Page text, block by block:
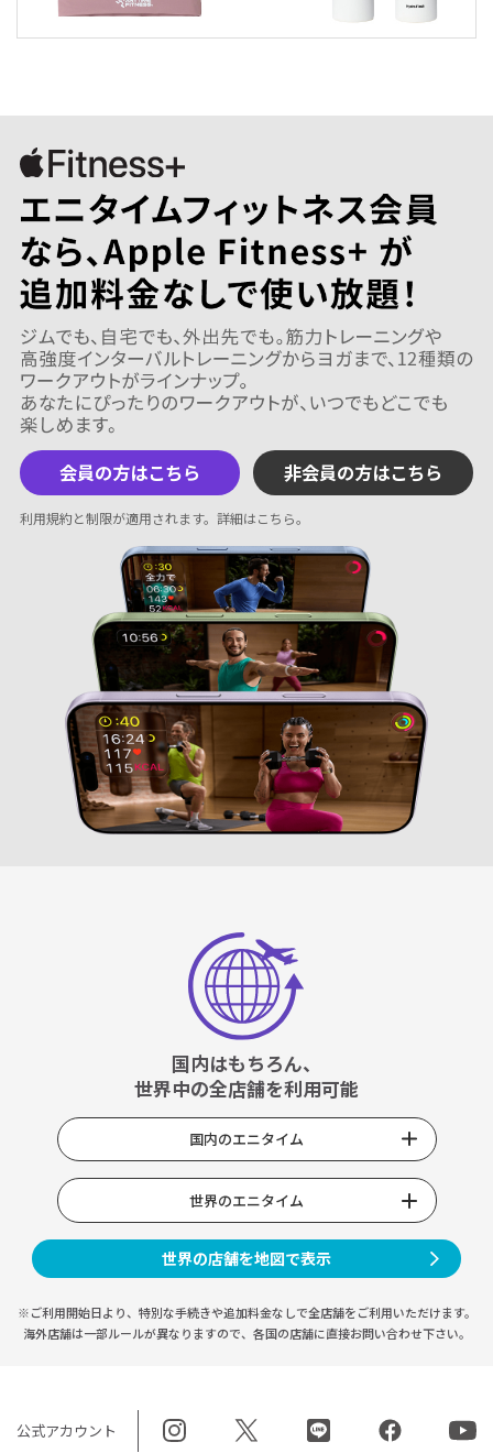
会員の方はこちら 非会員の方はこちら
利用規約と制限が適用されます。 詳細はこちら。
国内はもちろん、
世界中の全店舗を利用可能
国内のエニタイム
世界のエニタイム
世界の店舗を地図で表示
※ご利用開始日より、特別な手続きや追加料金なしで全店舗をご利用いただけます。
海外店舗は一部ルールが異なりますので、 各国の店舗に直接お問い合わせ下さい。
公式アカウント